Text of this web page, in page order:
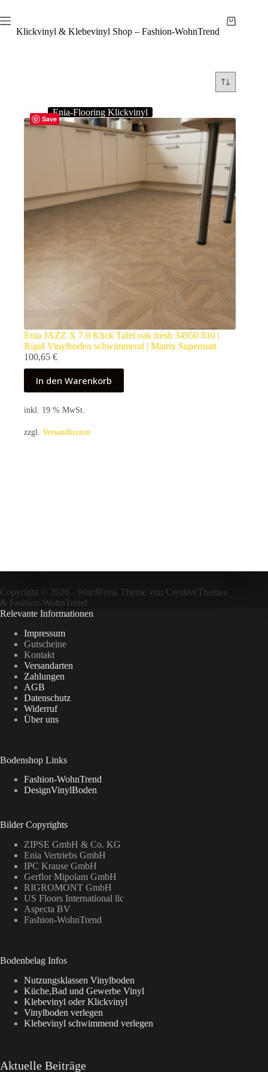
Inhalt
springenKlickvinyl & Klebevinyl Shop – Fashion-WohnTrend
Warenkorb
Save
Enia-Flooring Klickvinyl
Enia JAZZ X 7.0 Klick Tafel oak fresh 34950 810 |
Rigid Vinylboden schwimmend | Matrix Supermatt
100,65 €
In den Warenkorb
inkl. 19 % MwSt.
zzgl. Versandkosten
Copyright © 2026 - WordPress Theme von CreativeThemes
& Fashion-WohnTrend
Relevante Informationen
Impressum
Gutscheine
Kontakt
Versandarten
Zahlungen
AGB
Datenschutz
Widerruf
Über uns
Bodenshop Links
Fashion-WohnTrend
DesignVinylBoden
Bilder Copyrights
ZIPSE GmbH & Co. KG
Enia Vertriebs GmbH
IPC Krause GmbH
Gerflor Mipolam GmbH
RIGROMONT GmbH
US Floors International llc
Aspecta BV
Fashion-WohnTrend
Bodenbelag Infos
Nutzungsklassen Vinylboden
Küche,Bad und Gewerbe Vinyl
Klebevinyl oder Klickvinyl
Vinylboden verlegen
Klebevinyl schwimmend verlegen
Aktuelle Beiträge